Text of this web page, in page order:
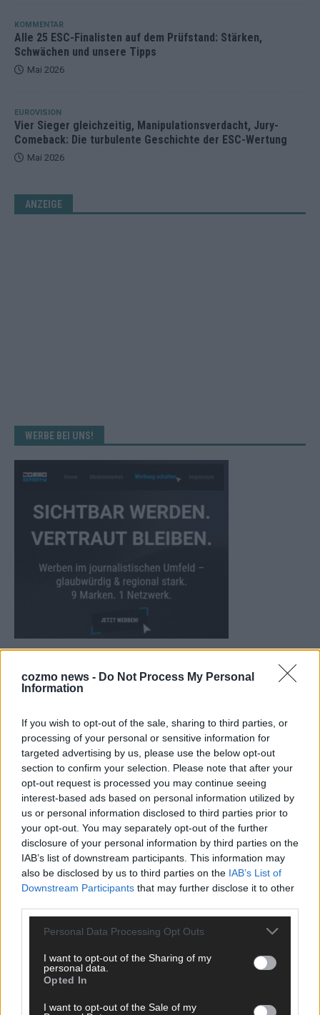
cozmo news - Do Not Process My Personal
Information
If you wish to opt-out of the sale, sharing to third parties, or
processing of your personal or sensitive information for
targeted advertising by us, please use the below opt-out
section to confirm your selection. Please note that after your
opt-out request is processed you may continue seeing
interest-based ads based on personal information utilized by
us or personal information disclosed to third parties prior to
your opt-out. You may separately opt-out of the further
disclosure of your personal information by third parties on the
IAB’s list of downstream participants. This information may
also be disclosed by us to third parties on the IAB’s List of
Downstream Participants that may further disclose it to other
Personal Data Processing Opt Outs
I want to opt-out of the Sharing of my
personal data.
Opted In
I want to opt-out of the Sale of my
KOMMENTAR
Alle 25 ESC-Finalisten auf dem Prüfstand: Stärken,
Schwächen und unsere Tipps
Mai 2026
EUROVISION
Vier Sieger gleichzeitig, Manipulationsverdacht, Jury-
Comeback: Die turbulente Geschichte der ESC-Wertung
Mai 2026
ANZEIGE
WERBE BEI UNS!
ANZEIGE
SCHNELL ZUM RESSORT